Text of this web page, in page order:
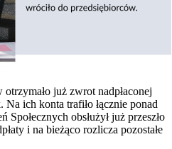
już zwrot nadpłaconej
ich konta trafiło łącznie ponad
Społecznych obsłużył już przeszło
i na bieżąco rozlicza pozostałe